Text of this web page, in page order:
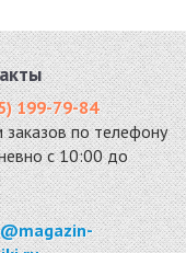
199-79-84
заказов по телефону
с 10:00 до